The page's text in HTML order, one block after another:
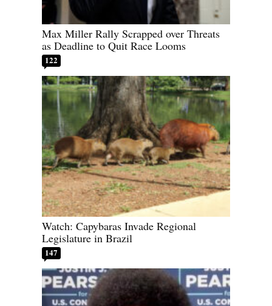
Max Miller Rally Scrapped over Threats
as Deadline to Quit Race Looms
122
Watch: Capybaras Invade Regional
Legislature in Brazil
147